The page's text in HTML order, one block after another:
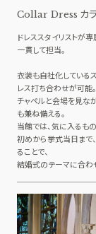
Collar Dress カ
ドレススタイリストが
一貫して担当。
衣装も自社化している
レス打ち合わせが可能。
チャペルと会場を見な
も兼ね備える。
当館では、気に入るも
初めから挙式当日まで
ることで、
結婚式のテーマに合わ